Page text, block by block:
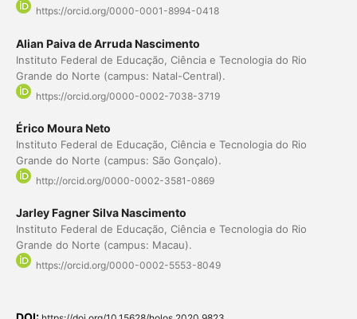
https://orcid.org/0000-0001-8994-0418
Alian Paiva de Arruda Nascimento
Instituto Federal de Educação, Ciência e Tecnologia do Rio
Grande do Norte (campus: Natal-Central).
https://orcid.org/0000-0002-7038-3719
Érico Moura Neto
Instituto Federal de Educação, Ciência e Tecnologia do Rio
Grande do Norte (campus: São Gonçalo).
http://orcid.org/0000-0002-3581-0869
Jarley Fagner Silva Nascimento
Instituto Federal de Educação, Ciência e Tecnologia do Rio
Grande do Norte (campus: Macau).
https://orcid.org/0000-0002-5553-8049